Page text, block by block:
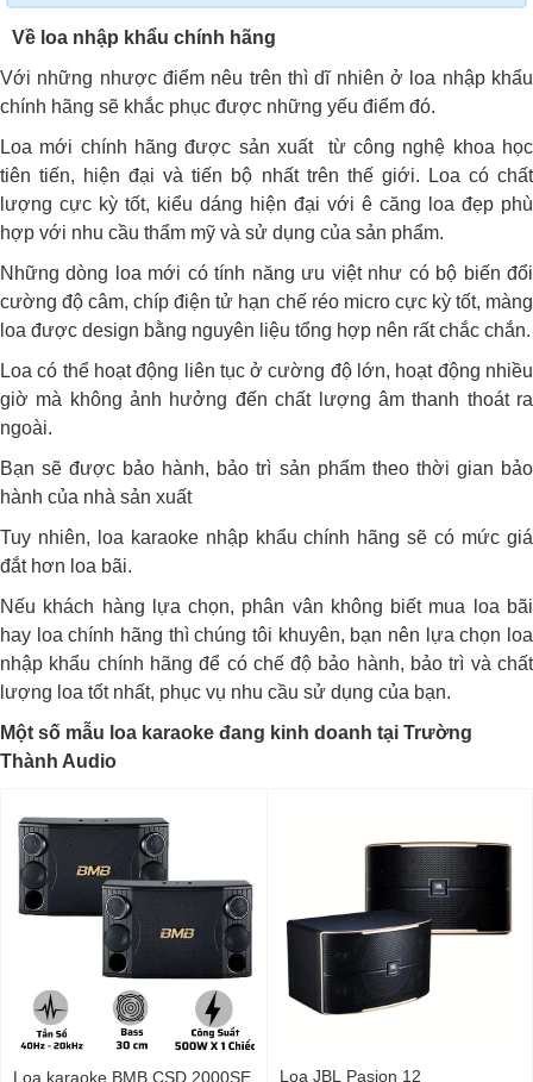
Về loa nhập khẩu chính hãng
Với những nhược điểm nêu trên thì dĩ nhiên ở loa nhập khẩu
chính hãng sẽ khắc phục được những yếu điểm đó.
Loa mới chính hãng được sản xuất từ công nghệ khoa học
tiên tiến, hiện đại và tiến bộ nhất trên thế giới. Loa có chất
lượng cực kỳ tốt, kiểu dáng hiện đại với ê căng loa đẹp phù
hợp với nhu cầu thẩm mỹ và sử dụng của sản phẩm.
Những dòng loa mới có tính năng ưu việt như có bộ biến đổi
cường độ câm, chíp điện tử hạn chế réo micro cực kỳ tốt, màng
loa được design bằng nguyên liệu tổng hợp nên rất chắc chắn.
Loa có thể hoạt động liên tục ở cường độ lớn, hoạt động nhiều
giờ mà không ảnh hưởng đến chất lượng âm thanh thoát ra
ngoài.
Bạn sẽ được bảo hành, bảo trì sản phẩm theo thời gian bảo
hành của nhà sản xuất
Tuy nhiên, loa karaoke nhập khẩu chính hãng sẽ có mức giá
đắt hơn loa bãi.
Nếu khách hàng lựa chọn, phân vân không biết mua loa bãi
hay loa chính hãng thì chúng tôi khuyên, bạn nên lựa chọn loa
nhập khẩu chính hãng để có chế độ bảo hành, bảo trì và chất
lượng loa tốt nhất, phục vụ nhu cầu sử dụng của bạn.
Một số mẫu loa karaoke đang kinh doanh tại Trường
Thành Audio
Loa karaoke BMB CSD 2000SE Loa JBL Pasion 12